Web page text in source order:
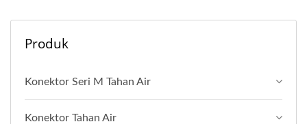
Produk
Konektor Seri M Tahan Air
Konektor Tahan Air